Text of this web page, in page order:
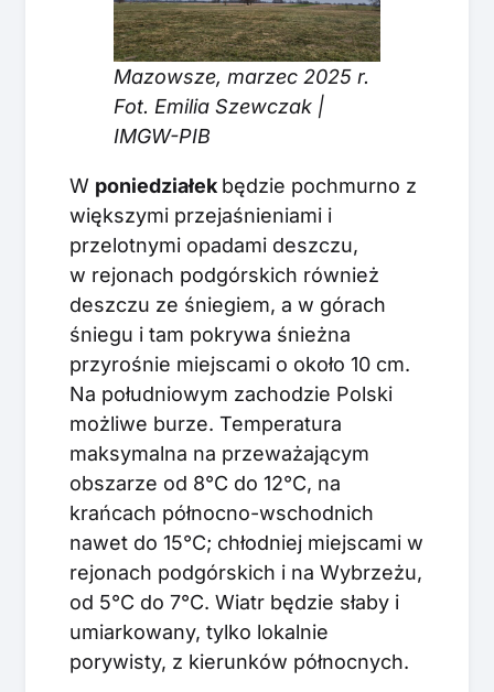
Mazowsze, marzec 2025 r.
Fot. Emilia Szewczak |
IMGW-PIB
W poniedziałek będzie pochmurno z
większymi przejaśnieniami i
przelotnymi opadami deszczu,
w rejonach podgórskich również
deszczu ze śniegiem, a w górach
śniegu i tam pokrywa śnieżna
przyrośnie miejscami o około 10 cm.
Na południowym zachodzie Polski
możliwe burze. Temperatura
maksymalna na przeważającym
obszarze od 8°C do 12°C, na
krańcach północno-wschodnich
nawet do 15°C; chłodniej miejscami w
rejonach podgórskich i na Wybrzeżu,
od 5°C do 7°C. Wiatr będzie słaby i
umiarkowany, tylko lokalnie
porywisty, z kierunków północnych.